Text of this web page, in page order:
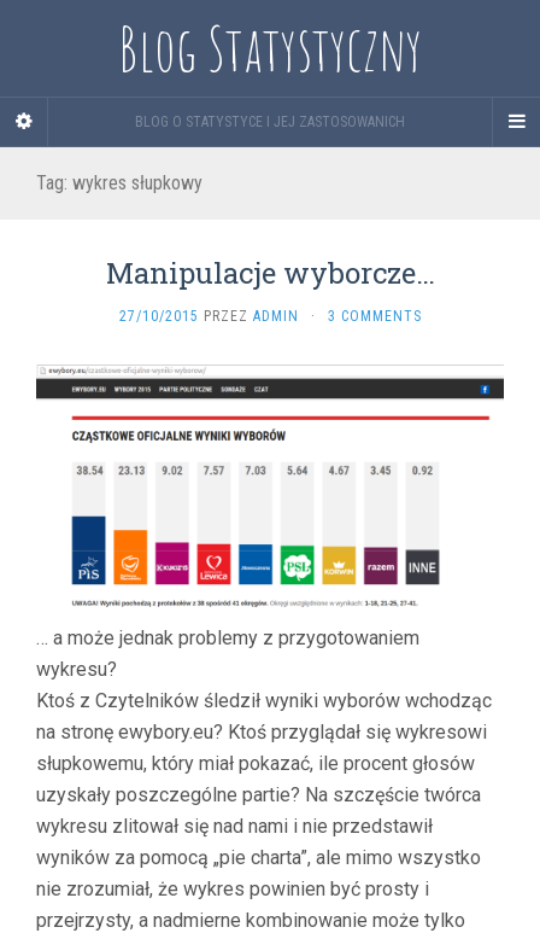
Blog Statystyczny
BLOG O STATYSTYCE I JEJ ZASTOSOWANICH
Tag: wykres słupkowy
Manipulacje wyborcze…
27/10/2015 PRZEZ ADMIN · 3 COMMENTS
… a może jednak problemy z przygotowaniem
wykresu?
Ktoś z Czytelników śledził wyniki wyborów wchodząc
na stronę ewybory.eu? Ktoś przyglądał się wykresowi
słupkowemu, który miał pokazać, ile procent głosów
uzyskały poszczególne partie? Na szczęście twórca
wykresu zlitował się nad nami i nie przedstawił
wyników za pomocą „pie charta”, ale mimo wszystko
nie zrozumiał, że wykres powinien być prosty i
przejrzysty, a nadmierne kombinowanie może tylko